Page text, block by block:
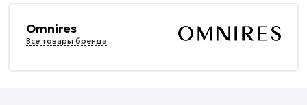
Omnires
Все товары бренда